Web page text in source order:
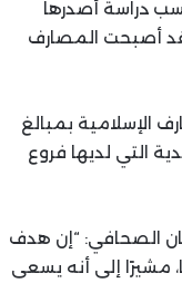
بنسبة تراوحت بين 15 و20%، وذلك حسب دراسة أصدرها
أصبحت المصارف
شباط 2014، موجودات المصارف الإسلامية بمبالغ
التي لديها فروع
الصحافي: “إن هدف
مشيرًا إلى أنه يسعى